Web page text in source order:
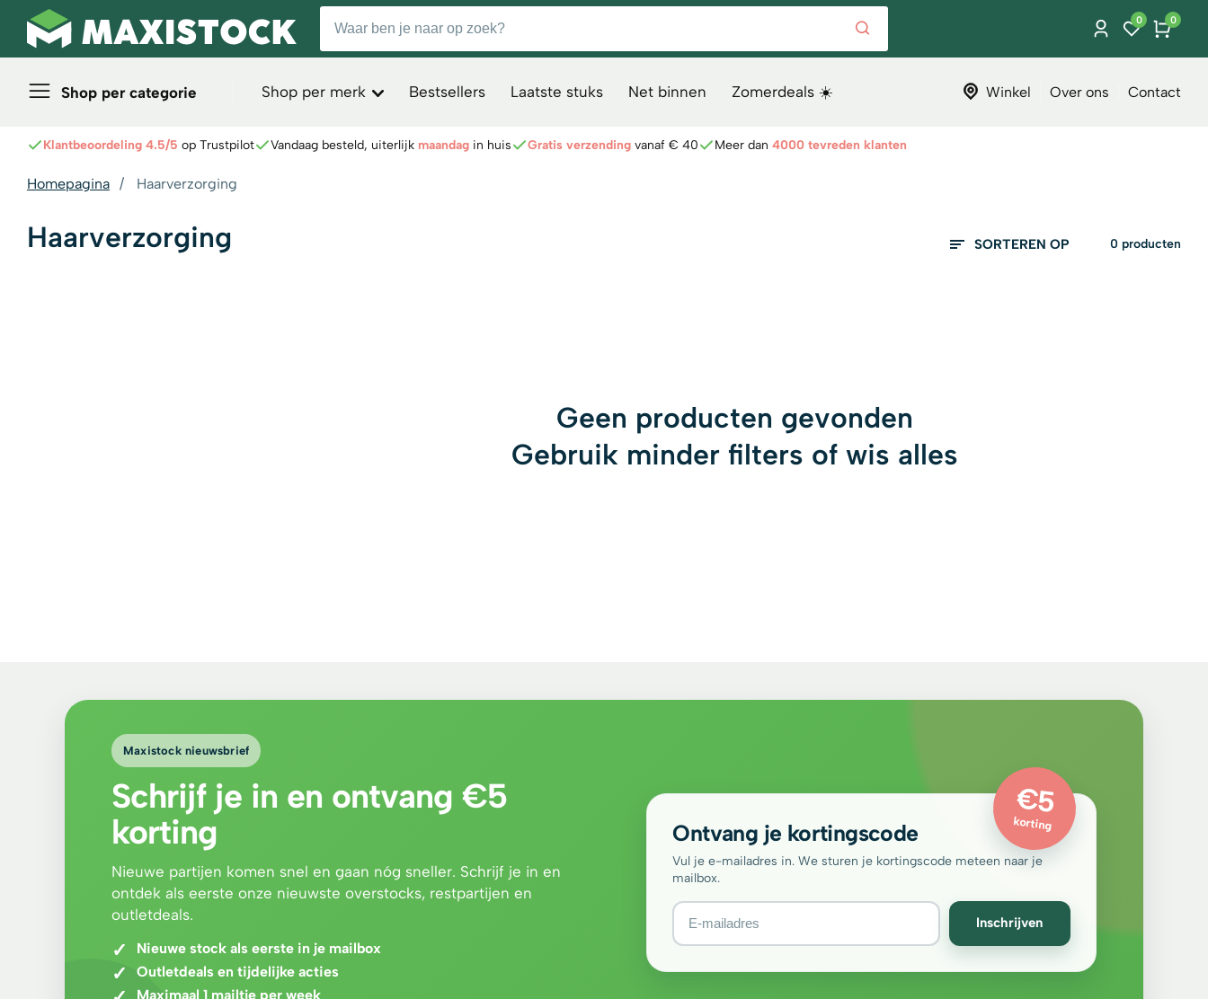
Inloggen
0 0
Shop per categorie Shop per merk Bestsellers Laatste stuks Net binnen Zomerdeals ☀️ Winkel Over ons Contact
Klantbeoordeling 4.5/5 op Trustpilot Vandaag besteld, uiterlijk maandag in huis Gratis verzending vanaf € 40 Meer dan 4000 tevreden klanten
Homepagina Haarverzorging
Haarverzorging SORTEREN OP 0 producten
Geen producten gevonden
Gebruik minder filters of wis alles
Maxistock nieuwsbrief
Schrijf je in en ontvang €5
korting
Nieuwe partijen komen snel en gaan nóg sneller. Schrijf je in en
ontdek als eerste onze nieuwste overstocks, restpartijen en
outletdeals.
Nieuwe stock als eerste in je mailbox
Outletdeals en tijdelijke acties
Maximaal 1 mailtje per week
€5
korting
Ontvang je kortingscode
Vul je e-mailadres in. We sturen je kortingscode meteen naar je
mailbox.
Inschrijven